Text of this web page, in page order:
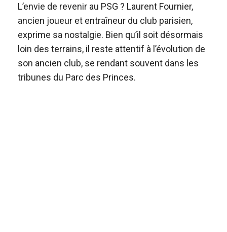
L’envie de revenir au PSG ? Laurent Fournier,
ancien joueur et entraîneur du club parisien,
exprime sa nostalgie. Bien qu’il soit désormais
loin des terrains, il reste attentif à l’évolution de
son ancien club, se rendant souvent dans les
tribunes du Parc des Princes.